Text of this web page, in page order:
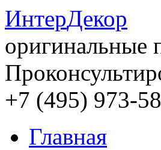
ИнтерДекор
оригинальные
+7 (495) 973-
Главная